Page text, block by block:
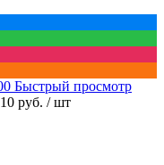
Быстрый просмотр
10 руб. / шт